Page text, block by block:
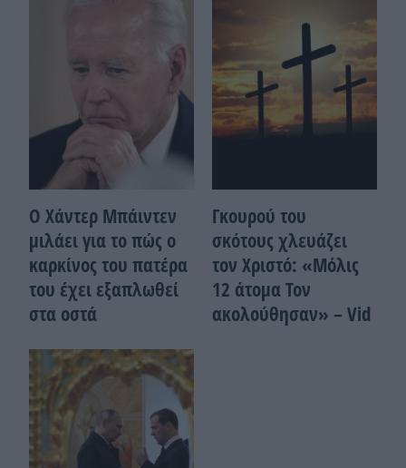
Ο Χάντερ Μπάιντεν
μιλάει για το πώς ο
καρκίνος του πατέρα
του έχει εξαπλωθεί
στα οστά
Γκουρού του
σκότους χλευάζει
τον Χριστό: «Μόλις
12 άτομα Τον
ακολούθησαν» – Vid